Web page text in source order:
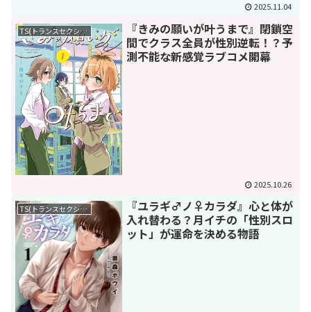
2025.11.04
TS(トランスセクシュアル)
『きみの願いが叶うまで』閉鎖空
間でクラス全員が性別逆転！？予
測不能な新感覚ラブコメ開幕
2025.10.26
TS(トランスセクシュアル)
『ユラギ♂ノ♀カラダ』心と体が
入れ替わる？月イチの「性別スロ
ット」が運命を決める物語